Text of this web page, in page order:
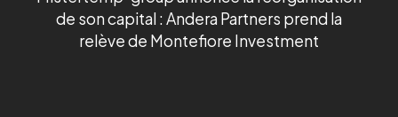
de son capital : Andera Partners prend la
relève de Montefiore Investment